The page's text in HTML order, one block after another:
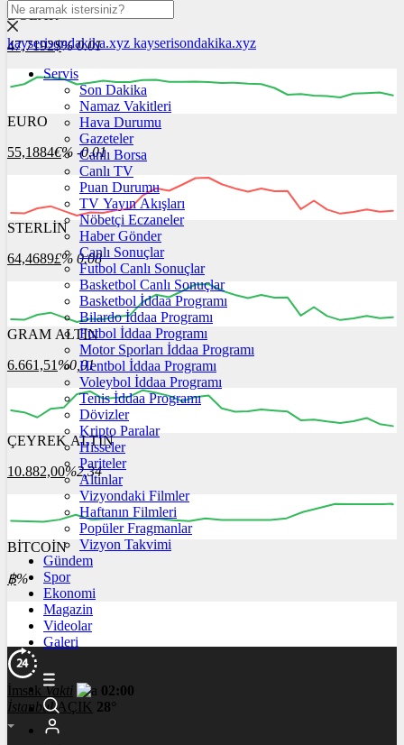
DOLAR
47,7192$% 0.01
06:00 07:00
EURO
55,1884€% -0.01
06:00 07:00
STERLİN
64,4689£% 0.08
06:00 07:00 08:00
GRAM ALTIN
6.661,51 %0,01
06:00 07:00
ÇEYREK ALTIN
10.882,00%2,34
00:00 00:00
BİTCOİN
฿%
kayserisondakika.xyz kayserisondakika.xyz
Servis
Son Dakika
Namaz Vakitleri
Hava Durumu
Gazeteler
Canlı Borsa
Canlı TV
Puan Durumu
TV Yayın Akışları
Nöbetçi Eczaneler
Haber Gönder
Canlı Sonuçlar
Futbol Canlı Sonuçlar
Basketbol Canlı Sonuçlar
Basketbol İddaa Programı
Bilardo İddaa Programı
Futbol İddaa Programı
Motor Sporları İddaa Programı
Hentbol İddaa Programı
Voleybol İddaa Programı
Tenis İddaa Programı
Dövizler
Kripto Paralar
Hisseler
Pariteler
Altınlar
Vizyondaki Filmler
Haftanın Filmleri
Popüler Fragmanlar
Vizyon Takvimi
Gündem
Spor
Ekonomi
Magazin
Videolar
Galeri
İmsakVakti
02:00
İstanbul AÇIK 28°